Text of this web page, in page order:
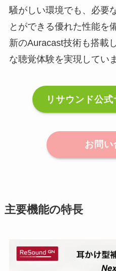
騒がしい環境でも、必要
とができる優れた性能を
新のAuracast技術も搭載
な聴覚体験を実現してい
リサウンド公
お問い
主要機能の特長